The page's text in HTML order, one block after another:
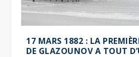
17 MARS 1882 : LA
DE GLAZOUNOV A TOUT